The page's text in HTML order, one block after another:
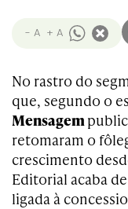
- A + A
No rastro do
que, segundo o
Mensagem
retomaram o
crescimento
Editorial acaba
ligada à